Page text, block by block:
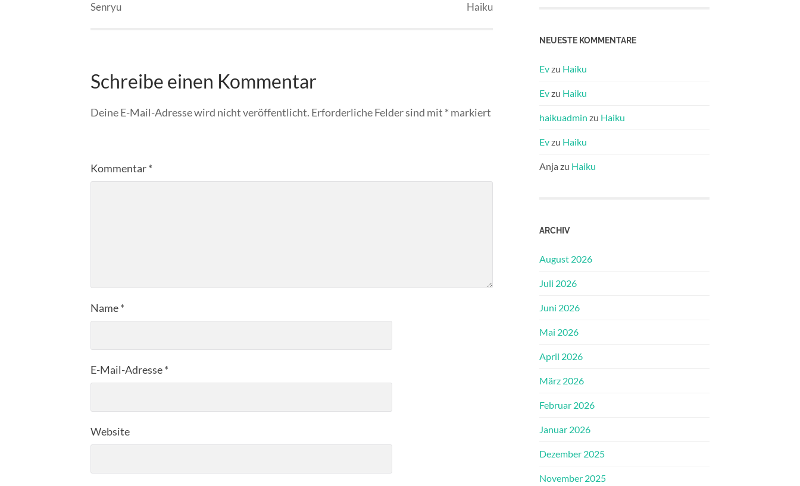
Senryu Haiku
Schreibe einen Kommentar
Deine E-Mail-Adresse wird nicht veröffentlicht. Erforderliche Felder sind mit * markiert
Kommentar*
Name*
E-Mail-Adresse*
Website
NEUESTE KOMMENTARE
Evzu Haiku
Evzu Haiku
haikuadmin zu Haiku
Evzu Haiku
Anja zu Haiku
ARCHIV
August 2026
Juli 2026
Juni 2026
Mai 2026
April 2026
März 2026
Februar 2026
Januar 2026
Dezember 2025
November 2025